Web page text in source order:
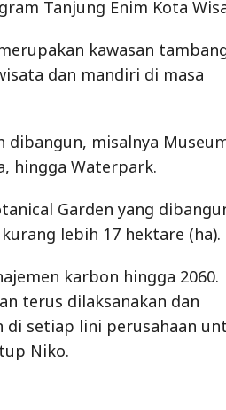
Tanjung Enim Kota
kawasan
dan mandiri di masa
misalnya
hingga Waterpark.
Garden yang
lebih 17 hektare (ha).
karbon hingga 2060.
terus dilaksanakan dan
di setiap lini perusahaan
Niko.